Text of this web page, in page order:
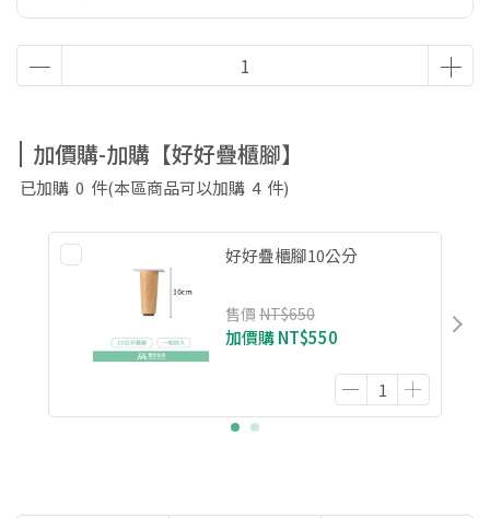
👉下單加購👈 木器保養液/LED護眼夾燈優惠價!
加價購-加購【好好疊櫃腳】
已加購 0 件(本區商品可以加購 4件)
好好疊櫃腳10公分
售價 NT$650
加價購NT$550